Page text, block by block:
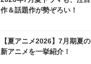
作＆話題作が勢ぞろい！
【夏アニメ2026】7月期夏の
新アニメを一挙紹介！